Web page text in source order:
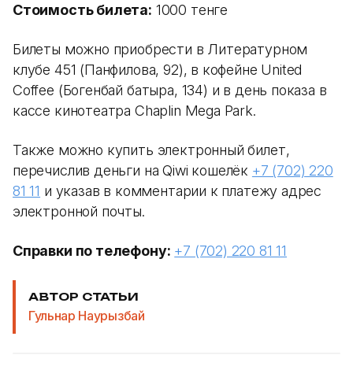
Стоимость билета: 1000 тенге
Билеты можно приобрести в Литературном
клубе 451 (Панфилова, 92), в кофейне United
Coffee (Богенбай батыра, 134) и в день показа в
кассе кинотеатра Chaplin Mega Park.
Также можно купить электронный билет,
перечислив деньги на Qiwi кошелёк +7 (702) 220
81 11 и указав в комментарии к платежу адрес
электронной почты.
Справки по телефону: +7 (702) 220 81 11
АВТОР СТАТЬИ
Гульнар Наурызбай